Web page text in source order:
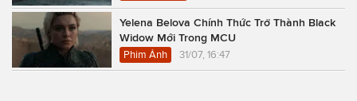
Yelena Belova Chính Thức Trở Thành Black
Widow Mới Trong MCU
Phim Ảnh 31/07, 16:47